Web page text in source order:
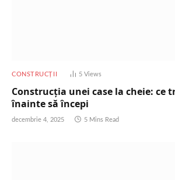
CONSTRUCȚII 5Views
Construcția unei case la cheie: ce
înainte să începi
decembrie 4, 2025 5 Mins Read